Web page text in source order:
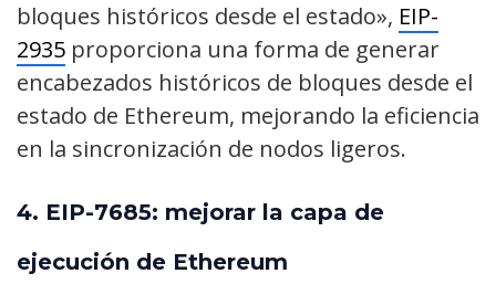
bloques históricos desde el estado», EIP-
2935 proporciona una forma de generar
encabezados históricos de bloques desde el
estado de Ethereum, mejorando la eficiencia
en la sincronización de nodos ligeros.
4. EIP-7685: mejorar la capa de
ejecución de Ethereum